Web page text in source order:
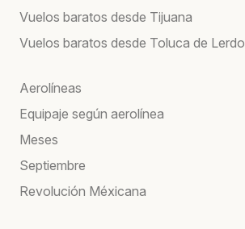
Vuelos baratos desde Tijuana
Vuelos baratos desde Toluca de Lerdo
Aerolíneas
Equipaje según aerolínea
Meses
Septiembre
Revolución Méxicana